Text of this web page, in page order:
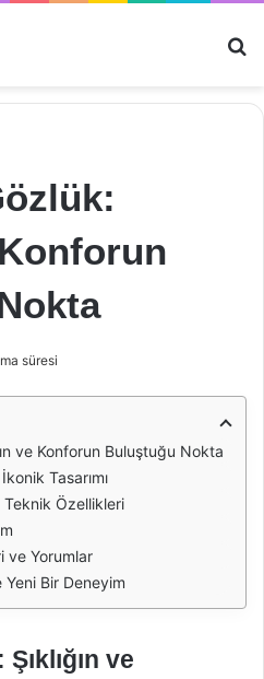
Konforun
süresi
ve Konforun Buluştuğu Nokta
Tasarımı
Özellikleri
ve Yorumlar
Bir Deneyim
ve